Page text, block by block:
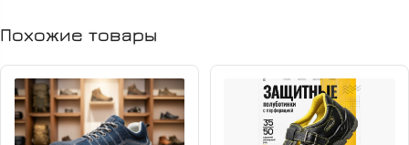
Похожие товары